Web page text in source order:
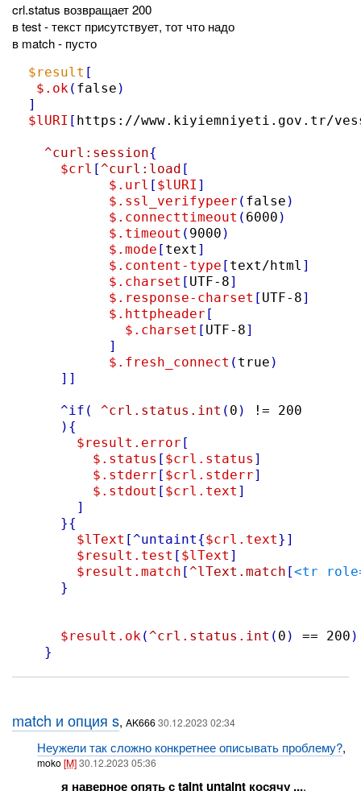
crl.status возвращает 200
в test - текст присутствует, тот что надо
в match - пусто
$result [
$.ok( false )
]
$lURI [ https://www.kiyiemniyeti.gov.tr/
^curl:session{
$crl [^curl:load [
$.url [ $lURI ]
$.ssl_verifypeer ( false )
$.connecttimeout ( 6000 )
$.timeout ( 9000 )
$.mode [ text ]
$.content-type [ text/html ]
$.charset [ UTF-8]
$.response-charset [ UTF-8]
$.httpheader [
$.charset [ UTF-8]
]
$.fresh_connect ( true )
]]
^if ( ^crl.status.int ( 0 )
!= 200
){
$result.error [
$.status [ $crl.status ]
$.stderr [ $crl.stderr]
$.stdout [ $crl.text ]
]
}{
$lText [^untaint{$crl.text} ]
$result.test [ $lText ]
$result.match [^lText.match [<tr
}
$result.ok(^crl.status.int ( 0 ) == 200 )
}
match и опция s,AK66630.12.2023 02:34
Неужели так сложно конкретнее описывать проблему?,
moko[M] 30.12.2023 05:36
я наверное опять с taint untaint косячу ...,